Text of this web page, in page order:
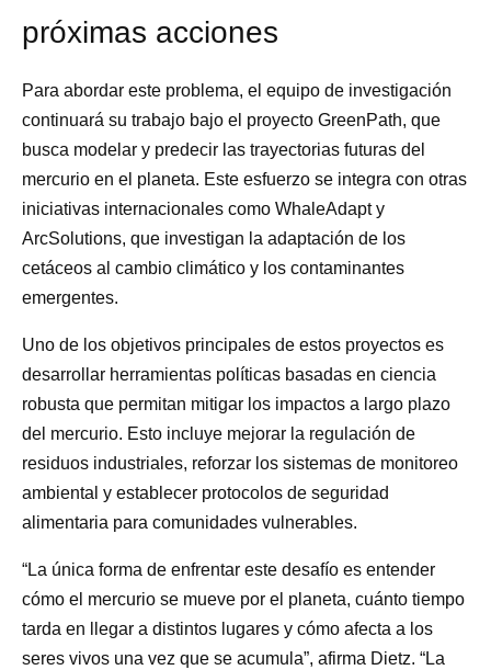
próximas acciones
Para abordar este problema, el equipo de investigación
continuará su trabajo bajo el proyecto GreenPath, que
busca modelar y predecir las trayectorias futuras del
mercurio en el planeta. Este esfuerzo se integra con otras
iniciativas internacionales como WhaleAdapt y
ArcSolutions, que investigan la adaptación de los
cetáceos al cambio climático y los contaminantes
emergentes.
Uno de los objetivos principales de estos proyectos es
desarrollar herramientas políticas basadas en ciencia
robusta que permitan mitigar los impactos a largo plazo
del mercurio. Esto incluye mejorar la regulación de
residuos industriales, reforzar los sistemas de monitoreo
ambiental y establecer protocolos de seguridad
alimentaria para comunidades vulnerables.
“La única forma de enfrentar este desafío es entender
cómo el mercurio se mueve por el planeta, cuánto tiempo
tarda en llegar a distintos lugares y cómo afecta a los
seres vivos una vez que se acumula”, afirma Dietz. “La